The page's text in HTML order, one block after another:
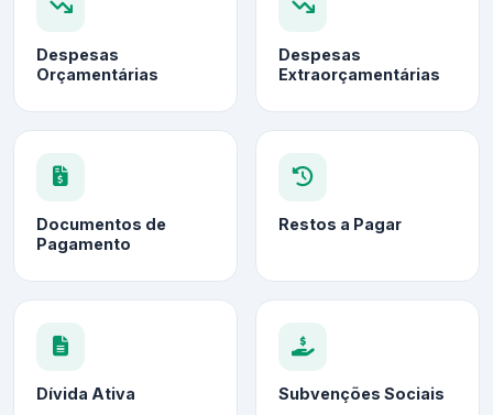
Despesas
Orçamentárias
Despesas
Extraorçamentárias
Documentos de
Pagamento
Restos a Pagar
Dívida Ativa Subvenções Sociais